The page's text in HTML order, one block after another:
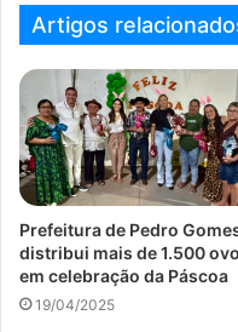
Artigos
Prefeitura de Pedro
distribui mais de 1.500
em celebração da Páscoa
19/04/2025